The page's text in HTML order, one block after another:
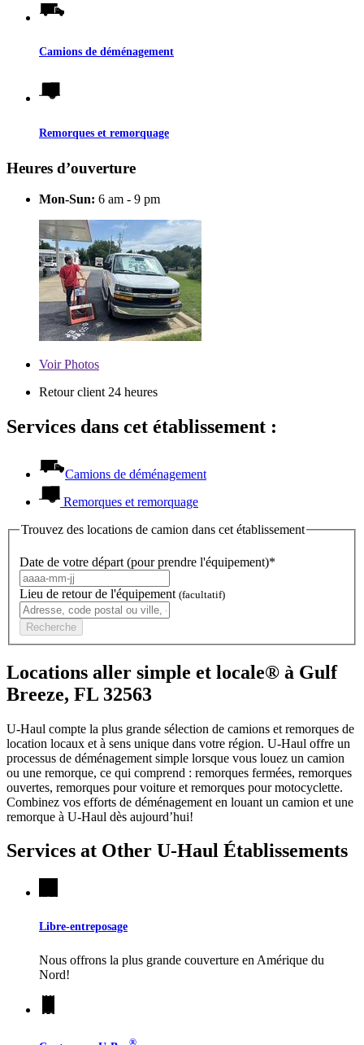
Camions de déménagement
Remorques et remorquage
Heures d’ouverture
Mon-Sun: 6 am - 9 pm
VoirPhotos
Retour client 24 heures
Services dans cet établissement :
Camions de déménagement
Remorques et remorquage
Trouvez des locations de camion dans cet établissement
Date de votre départ (pour prendre l'équipement)*
Lieu de retour de l'équipement (facultatif)
Recherche
Locations aller simple et locale® à Gulf
Breeze, FL 32563
U-Haul compte la plus grande sélection de camions et remorques de
location locaux et à sens unique dans votre région. U-Haul offre un
processus de déménagement simple lorsque vous louez un camion
ou une remorque, ce qui comprend : remorques fermées, remorques
ouvertes, remorques pour voiture et remorques pour motocyclette.
Combinez vos efforts de déménagement en louant un camion et une
remorque à U-Haul dès aujourd’hui!
Services at Other U-Haul Établissements
Libre-entreposage
Nous offrons la plus grande couverture en Amérique du
Nord!